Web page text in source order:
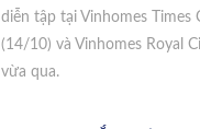
diễn tập tại Vinhomes Times
(14/10) và Vinhomes Royal
vừa qua.